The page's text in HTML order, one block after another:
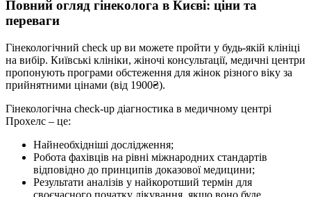
Повний огляд гінеколога в Києві: ціни та
переваги
Гінекологічний check up ви можете пройти у будь-якій клініці
на вибір. Київські клініки, жіночі консультації, медичні центри
пропонують програми обстеження для жінок різного віку за
прийнятними цінами (від 1900₴).
Гінекологічна check-up діагностика в медичному центрі
Прохелс – це:
Найнеобхідніші дослідження;
Робота фахівців на рівні міжнародних стандартів
відповідно до принципів доказової медицини;
Результати аналізів у найкоротший термін для